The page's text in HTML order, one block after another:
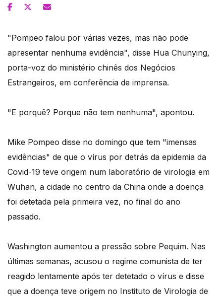
"Pompeo falou por várias vezes, mas não pode
apresentar nenhuma evidência", disse Hua Chunying,
porta-voz do ministério chinês dos Negócios
Estrangeiros, em conferência de imprensa.
"E porquê? Porque não tem nenhuma", apontou.
Mike Pompeo disse no domingo que tem "imensas
evidências" de que o vírus por detrás da epidemia da
Covid-19 teve origem num laboratório de virologia em
Wuhan, a cidade no centro da China onde a doença
foi detetada pela primeira vez, no final do ano
passado.
Washington aumentou a pressão sobre Pequim. Nas
últimas semanas, acusou o regime comunista de ter
reagido lentamente após ter detetado o vírus e disse
que a doença teve origem no Instituto de Virologia de